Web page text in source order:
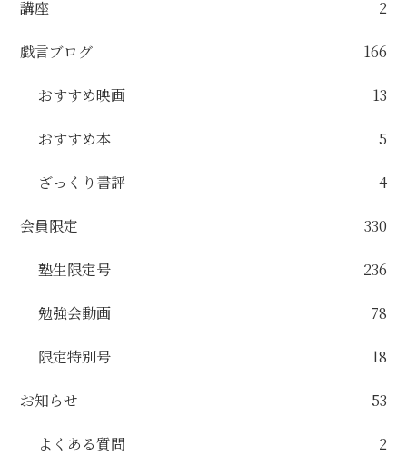
講座 2
戯言ブログ 166
おすすめ映画 13
おすすめ本 5
ざっくり書評 4
会員限定 330
塾生限定号 236
勉強会動画 78
限定特別号 18
お知らせ 53
よくある質問 2